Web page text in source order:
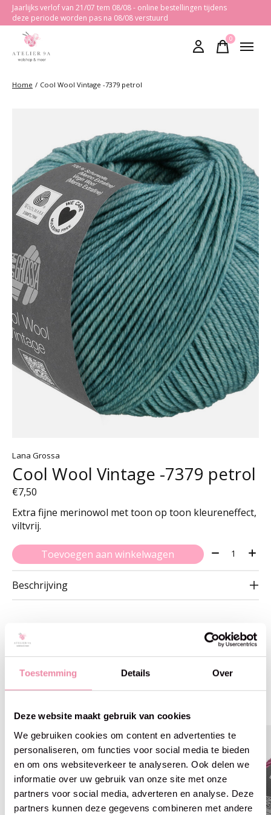
Toestemming Details Over
Deze website maakt gebruik van cookies
We gebruiken cookies om content en advertenties te
personaliseren, om functies voor social media te bieden
en om ons websiteverkeer te analyseren. Ook delen we
informatie over uw gebruik van onze site met onze
partners voor social media, adverteren en analyse. Deze
partners kunnen deze gegevens combineren met andere
Jaarlijks verlof van 21/07 tem 08/08 - online bestellingen tijdens
deze periode worden pas na 08/08 verstuurd
0items
Home / Cool Wool Vintage -7379 petrol
Lana Grossa
Cool Wool Vintage -7379 petrol
€7,50
Extra fijne merinowol met toon op toon kleureneffect,
viltvrij.
Toevoegen aan winkelwagen Aantal:
Beschrijving
Gerelateerde producten
-8% off